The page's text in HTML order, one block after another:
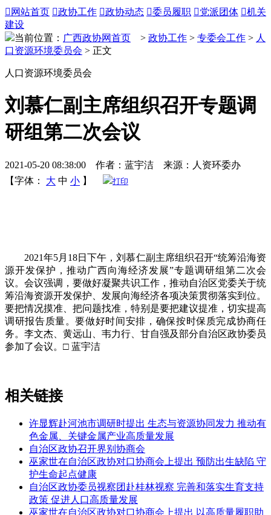
 网站首页 政协工作 政协动态 委员履职 党派团体 机关
建设
当前位置： 广西政协网首页 > 政协工作 > 专委会工作 > 人
口资源环境委员会 > 正文
人口资源环境委员会
刘慕仁副主席组织召开专题调
研组第二次会议
2021-05-20 08:38:00 作者：蓝宇洁 来源：人资环委办
【字体：
大 中 小 】 打印
2021年5月18日下午，刘慕仁副主席组织召开“统筹沿海资
源开发保护，推动广西向海经济发展”专题调研组第二次会
议。会议强调，要做好凝聚共识工作，推动自治区党委关于统
筹沿海资源开发保护、发展向海经济各项决策贯彻落实到位。
要把情况摸准、把问题找准，特别是要把建议提准，切实提高
调研报告质量。要做好时间安排，确保按时保质完成协商任
务。李文杰、黄远山、韦力行、甘自强及部分自治区政协委员
参加了会议。□ 蓝宇洁
相关链接
许显辉赴河池市调研时提出 生态与资源协同发力 推动有
色金属、关键金属产业高质量发展
自治区政协召开界别协商会
巫家世在自治区政协对口协商会上提出 预防出生缺陷 守
护生命起点健康
自治区政协委员视察团赴桂林视察 完善和落实生育支持
政策 促进人口高质量发展
巫家世在自治区政协对口协商会上提出 以高质量履职助